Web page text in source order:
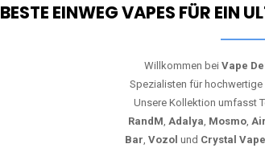
BESTE EINWEG VAPES FÜR EIN
Willkommen bei Vape
Spezialisten für hochwertige
Unsere Kollektion umfasst
RandM, Adalya, Mosmo,
Bar, Vozol und Crystal Vape